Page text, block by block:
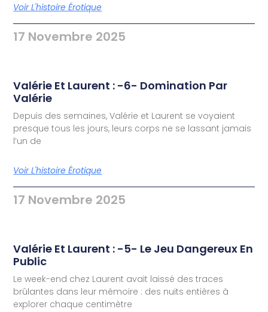
Voir L'histoire Érotique
17 Novembre 2025
Valérie Et Laurent : -6- Domination Par
Valérie
Depuis des semaines, Valérie et Laurent se voyaient
presque tous les jours, leurs corps ne se lassant jamais
l’un de
Voir L'histoire Érotique
17 Novembre 2025
Valérie Et Laurent : -5- Le Jeu Dangereux En
Public
Le week-end chez Laurent avait laissé des traces
brûlantes dans leur mémoire : des nuits entières à
explorer chaque centimètre